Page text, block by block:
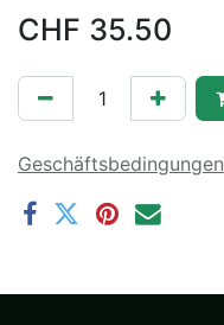
CHF 35.50
Geschäftsbedingungen